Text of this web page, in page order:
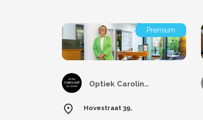
Premium
Optiek Caroline-De Cuyper
Hovestraat 39,